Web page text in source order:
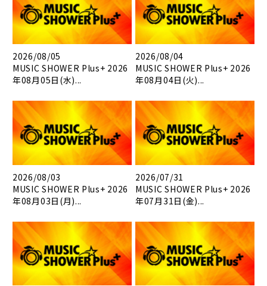
2026/08/05
MUSIC SHOWER Plus+ 2026
年08月05日(水)...
2026/08/04
MUSIC SHOWER Plus+ 2026
年08月04日(火)...
2026/08/03
MUSIC SHOWER Plus+ 2026
年08月03日(月)...
2026/07/31
MUSIC SHOWER Plus+ 2026
年07月31日(金)...